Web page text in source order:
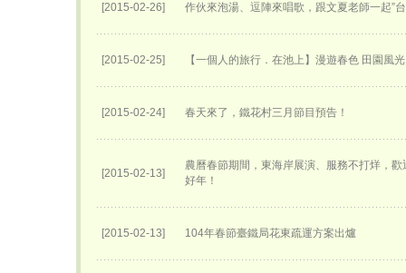
[2015-02-26] 作伙來泡湯、逗陣來唱歌，跟文夏老師一起”
[2015-02-25] 【一個人的旅行．在池上】漫遊春色 田園風光
[2015-02-24] 春天來了，鐵花村三月節目預告！
[2015-02-13]
農曆春節期間，東海岸展演、服務不打烊，
好年！
[2015-02-13] 104年春節臺鐵局花東疏運方案出爐